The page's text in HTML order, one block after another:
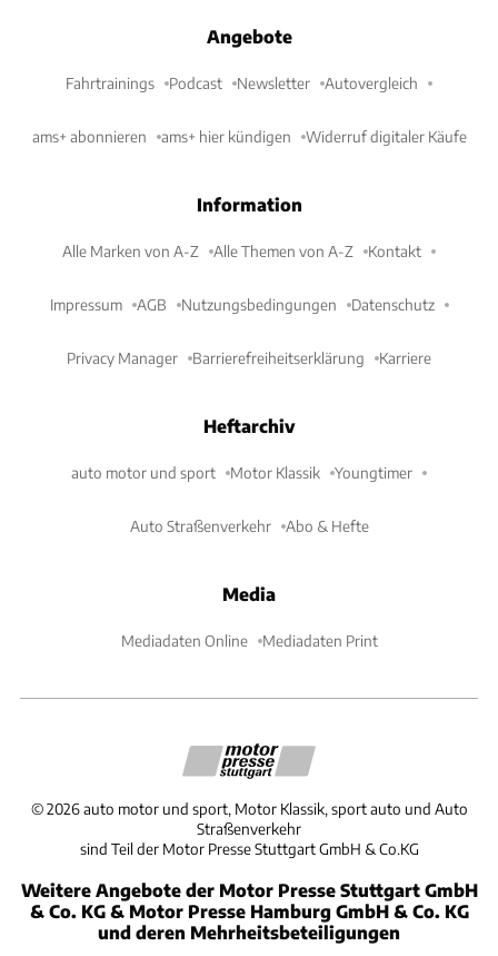
Angebote
Fahrtrainings Podcast Newsletter Autovergleich
ams+ abonnieren ams+ hier kündigen Widerruf digitaler Käufe
Information
Alle Marken von A-Z Alle Themen von A-Z Kontakt
Impressum AGB Nutzungsbedingungen Datenschutz
Privacy Manager Barrierefreiheitserklärung Karriere
Heftarchiv
auto motor und sport Motor Klassik Youngtimer
Auto Straßenverkehr Abo & Hefte
Media
Mediadaten Online Mediadaten Print
©2026 auto motor und sport, Motor Klassik, sport auto und Auto
Straßenverkehr
sind Teil der Motor Presse Stuttgart GmbH & Co.KG
Weitere Angebote der Motor Presse Stuttgart GmbH
& Co. KG & Motor Presse Hamburg GmbH & Co. KG
und deren Mehrheitsbeteiligungen